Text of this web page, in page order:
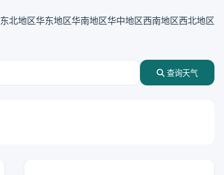
东北地区华东地区华南地区华中地区西南地区西北地区
查询天气